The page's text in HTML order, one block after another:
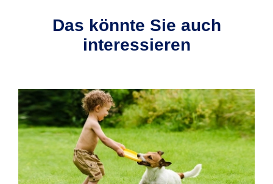
Das könnte Sie auch
interessieren